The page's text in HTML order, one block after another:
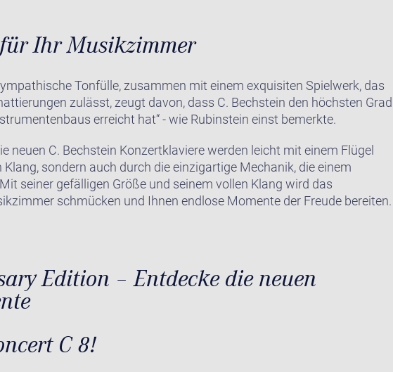
Ihr Musikzimmer
Tonfülle, zusammen mit einem exquisiten Spielwerk, das
zulässt, zeugt davon, dass C. Bechstein den höchsten Grad
erreicht hat“ - wie Rubinstein einst bemerkte.
neuen C. Bechstein Konzertklaviere werden leicht mit einem Flügel
sondern auch durch die einzigartige Mechanik, die einem
seiner gefälligen Größe und seinem vollen Klang wird das
schmücken und Ihnen endlose Momente der Freude bereiten.
Edition – Entdecke die neuen
C 8!